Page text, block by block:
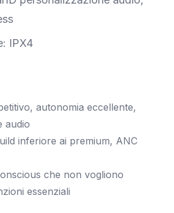
IPX4
autonomia eccellente,
audio
inferiore ai premium, ANC
che non vogliono
essenziali